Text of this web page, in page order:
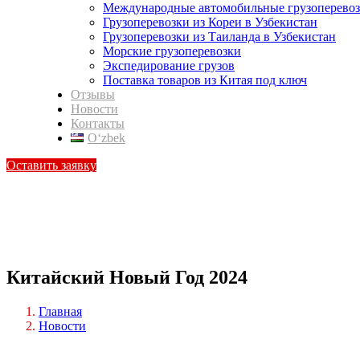
Международные автомобильные
Грузоперевозки из Кореи в Узбекистан
Грузоперевозки из Таиланда в Узбекистан
Морские грузоперевозки
Экспедирование грузов
Поставка товаров из Китая под ключ
Отзывы
Новости
Контакты
Oʻzbek
Оставить заявку
Китайский Новый Год 2024
Главная
Новости